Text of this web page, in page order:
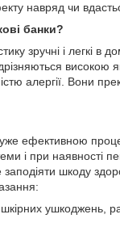
навряд чи
банки?
зручні і легкі в
високою
алергії. Вони
ефективною
і при наявності
заподіяти шкоду
ушкоджень,